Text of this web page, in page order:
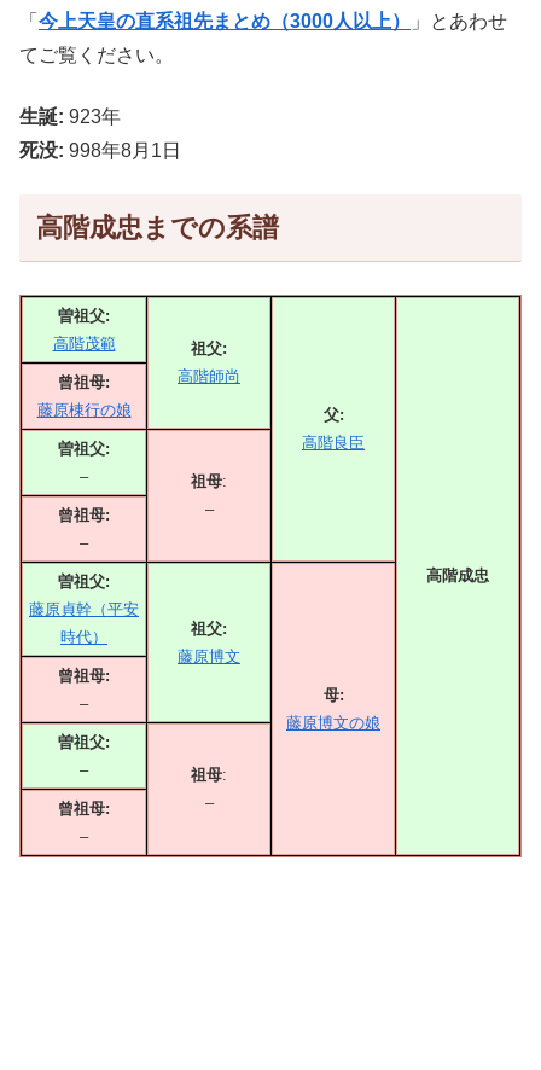
「 今上天皇の直系祖先まとめ（3000人以上）
」とあわせ
てご覧ください。
生誕: 923年
死没: 998年8月1日
高階成忠までの系譜
曽祖父:
高階茂範
祖父:
高階師尚
父:
高階良臣
高階成忠
曾祖母:
藤原棟行の娘
曽祖父:
–
祖母:
–
曾祖母:
–
曽祖父:
藤原貞幹（平安
時代）
祖父:
藤原博文
母:
藤原博文の娘
曾祖母:
–
曽祖父:
–
祖母:
–
曾祖母:
–